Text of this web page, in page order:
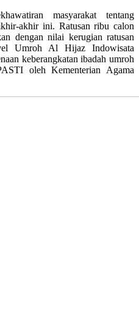
masyarakat tentang
akhir ini. Ratusan ribu calon
dengan nilai kerugian ratusan
Umroh Al Hijaz Indowisata
keberangkatan ibadah umroh
oleh Kementerian Agama